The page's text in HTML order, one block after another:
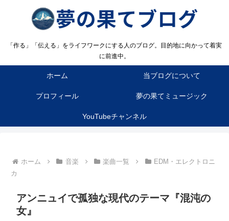
「作る」「伝える」をライフワークにする人のブログ。目的地に向かって着実
に前進中。
ホーム 当ブログについて
プロフィール 夢の果てミュージック
YouTubeチャンネル
ホーム 音楽 楽曲一覧
EDM・エレクトロニ
カ
アンニュイで孤独な現代のテーマ『混沌の
女』